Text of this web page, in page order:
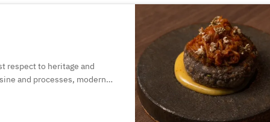
respect to heritage and
and processes, modern